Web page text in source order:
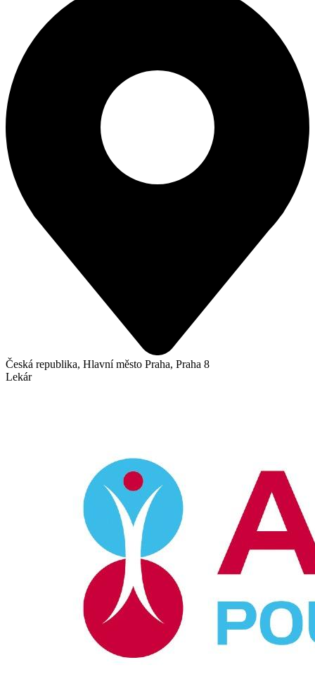
Česká republika, Hlavní město Praha, Praha 8
Lekár